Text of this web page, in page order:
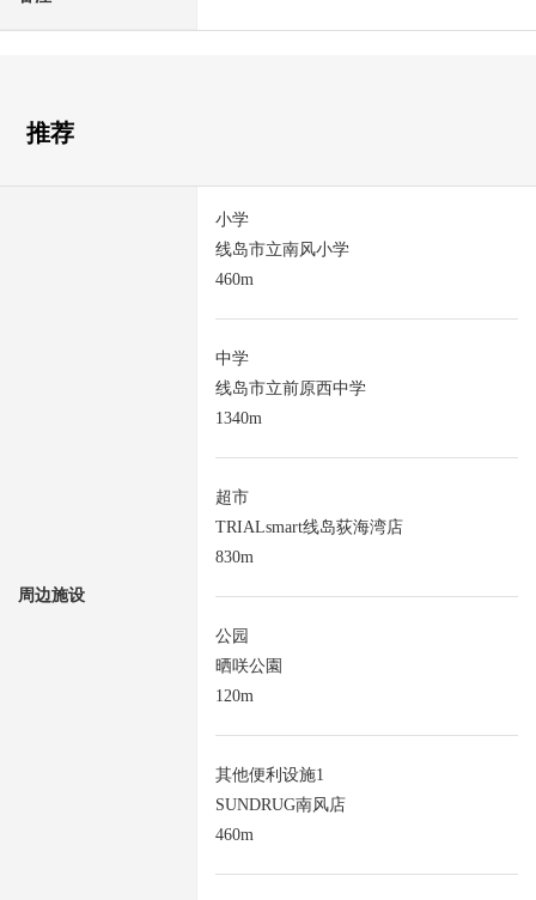
推荐
周边施设
小学
线岛市立南风小学
460m
中学
线岛市立前原西中学
1340m
超市
TRIALsmart线岛荻海湾店
830m
公园
晒咲公園
120m
其他便利设施1
SUNDRUG南风店
460m